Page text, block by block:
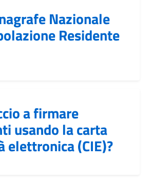
Nazionale
Residente
a firmare
usando la carta
elettronica (CIE)?